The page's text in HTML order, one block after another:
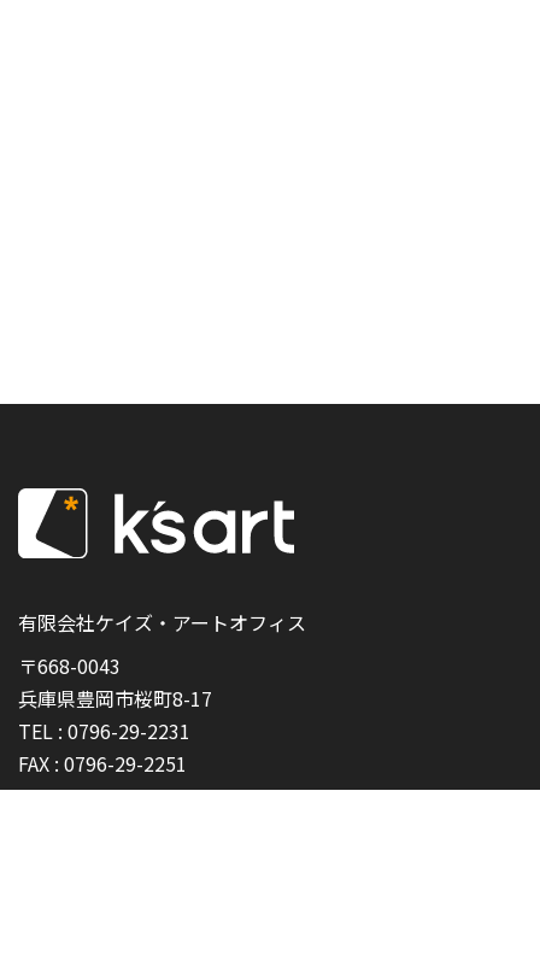
有限会社ケイズ・アートオフィス
〒668-0043
兵庫県豊岡市桜町8-17
TEL : 0796-29-2231
FAX : 0796-29-2251